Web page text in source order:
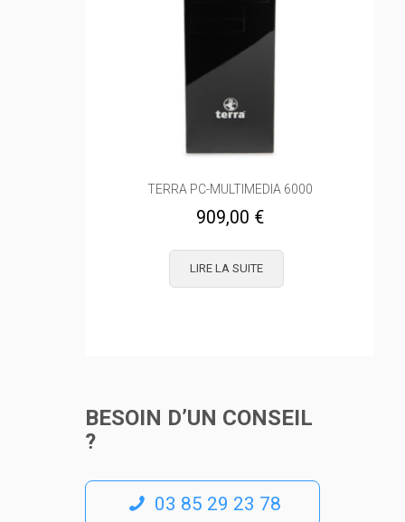
TERRA PC-MULTIMEDIA 6000
909,00 €
LIRE LA SUITE
BESOIN D’UN CONSEIL
?
03 85 29 23 78